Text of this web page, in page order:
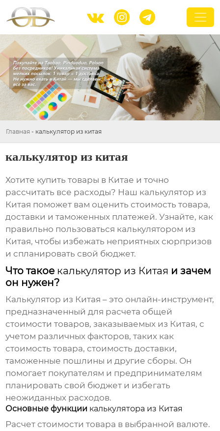
  
Главная - калькулятор из китая
калькулятор из китая
Хотите купить товары в Китае и точно
рассчитать все расходы? Наш калькулятор из
Китая поможет вам оценить стоимость товара,
доставки и таможенных платежей. Узнайте, как
правильно пользоваться калькулятором из
Китая, чтобы избежать неприятных сюрпризов
и спланировать свой бюджет.
Что такое калькулятор из Китая и зачем
он нужен?
Калькулятор из Китая – это онлайн-инструмент,
предназначенный для расчета общей
стоимости товаров, заказываемых из Китая, с
учетом различных факторов, таких как
стоимость товара, стоимость доставки,
таможенные пошлины и другие сборы. Он
помогает покупателям и предпринимателям
планировать свой бюджет и избегать
неожиданных расходов.
Основные функции калькулятора из Китая
Расчет стоимости товара в выбранной валюте.